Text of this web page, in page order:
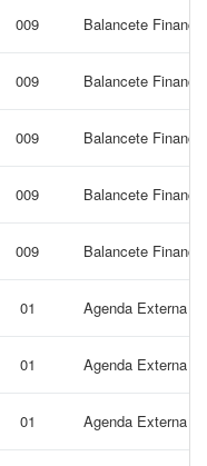
009 Balancete
009 Balancete
009 Balancete
009 Balancete
009 Balancete
01 Agenda Externa
01 Agenda Externa
01 Agenda Externa